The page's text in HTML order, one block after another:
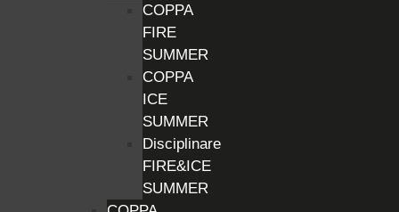
COPPA
FIRE
SUMMER
COPPA
ICE
SUMMER
Disciplinare
FIRE&ICE
SUMMER